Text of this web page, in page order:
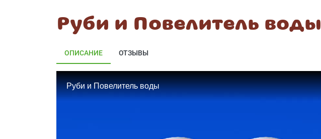
Руби и Повелитель воды
ОПИСАНИЕ ОТЗЫВЫ